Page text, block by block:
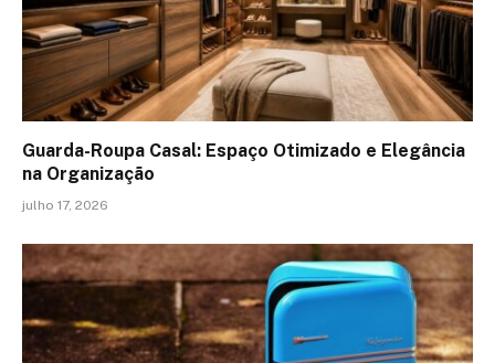
Guarda-Roupa Casal: Espaço Otimizado e Elegância
na Organização
julho 17, 2026